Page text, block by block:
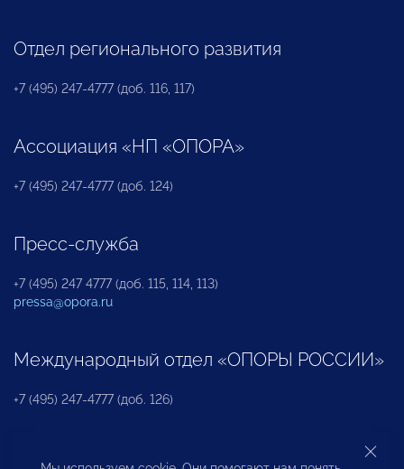
Отдел регионального развития
+7 (495) 247-4777 (доб. 116, 117)
Ассоциация «НП «ОПОРА»
+7 (495) 247-4777 (доб. 124)
Пресс-служба
+7 (495) 247 4777 (доб. 115, 114, 113)
pressa@opora.ru
Международный отдел «ОПОРЫ РОССИИ»
+7 (495) 247-4777 (доб. 126)
Бюро по защите прав предпринимателей и